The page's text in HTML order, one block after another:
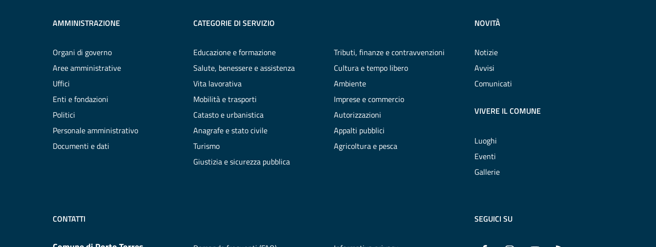
AMMINISTRAZIONE
Organi di governo
Aree amministrative
Uffici
Enti e fondazioni
Politici
Personale amministrativo
Documenti e dati
CATEGORIE DI SERVIZIO
Educazione e formazione
Salute, benessere e assistenza
Vita lavorativa
Mobilità e trasporti
Catasto e urbanistica
Anagrafe e stato civile
Turismo
Giustizia e sicurezza pubblica
Tributi, finanze e contravvenzioni
Cultura e tempo libero
Ambiente
Imprese e commercio
Autorizzazioni
Appalti pubblici
Agricoltura e pesca
NOVITÀ
Notizie
Avvisi
Comunicati
VIVERE IL COMUNE
Luoghi
Eventi
Gallerie
CONTATTI SEGUICI SU